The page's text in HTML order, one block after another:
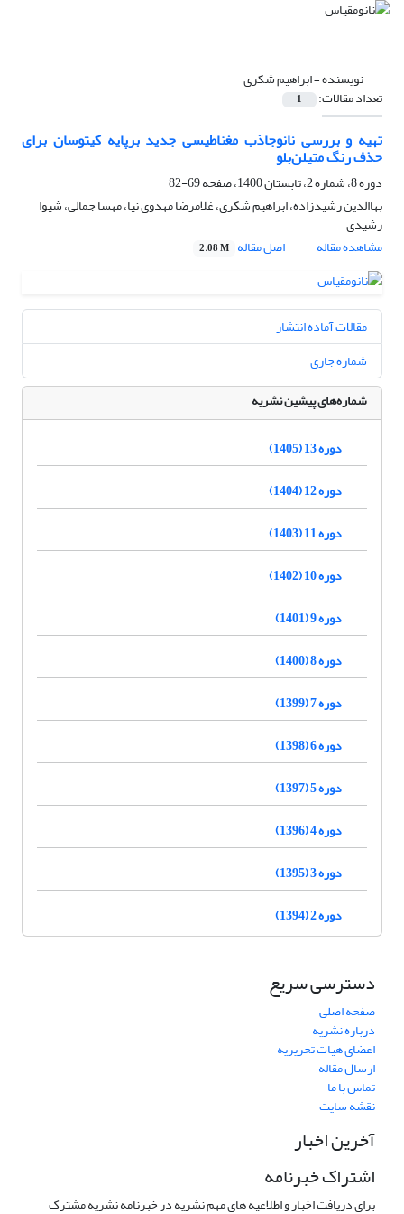
نویسنده =ابراهیم شکری
تعداد مقالات: 1
تهیه و بررسی نانوجاذب مغناطیسی جدید برپایه کیتوسان برای
حذف رنگ متیلن‌بلو
دوره 8، شماره 2، تابستان 1400، صفحه
69-82
بهاالدین رشیدزاده، ابراهیم شکری، غلامرضا مهدوی نیا، مهسا جمالی، شیوا
رشیدی
مشاهده مقاله
اصل مقاله 2.08 M
مقالات آماده انتشار
شماره جاری
شماره‌های پیشین نشریه
دوره 13 (1405)
دوره 12 (1404)
دوره 11 (1403)
دوره 10 (1402)
دوره 9 (1401)
دوره 8 (1400)
دوره 7 (1399)
دوره 6 (1398)
دوره 5 (1397)
دوره 4 (1396)
دوره 3 (1395)
دوره 2 (1394)
دسترسی سریع
صفحه اصلی
درباره نشریه
اعضای هیات تحریریه
ارسال مقاله
تماس با ما
نقشه سایت
آخرین اخبار
اشتراک خبرنامه
برای دریافت اخبار و اطلاعیه های مهم نشریه در خبرنامه نشریه مشترک